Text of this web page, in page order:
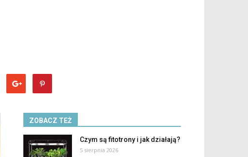
ZOBACZ TEŻ
Czym są fitotrony i jak działają?
5 sierpnia 2026